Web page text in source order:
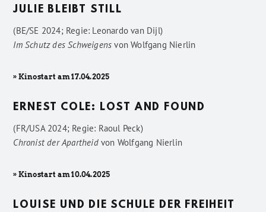
JULIE BLEIBT STILL
(BE/SE 2024; Regie: Leonardo van Dijl)
Im Schutz des Schweigens vonWolfgang Nierlin
» Kinostart am 17.04.2025
ERNEST COLE: LOST AND FOUND
(FR/USA 2024; Regie: Raoul Peck)
Chronist der Apartheidvon Wolfgang Nierlin
» Kinostart am 10.04.2025
LOUISE UND DIE SCHULE DER FREIHEIT